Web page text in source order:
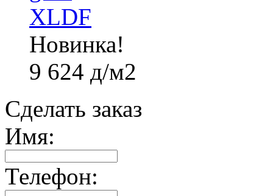
Новинка!
9 624 д/м2
Сделать заказ
Имя:
Телефон: